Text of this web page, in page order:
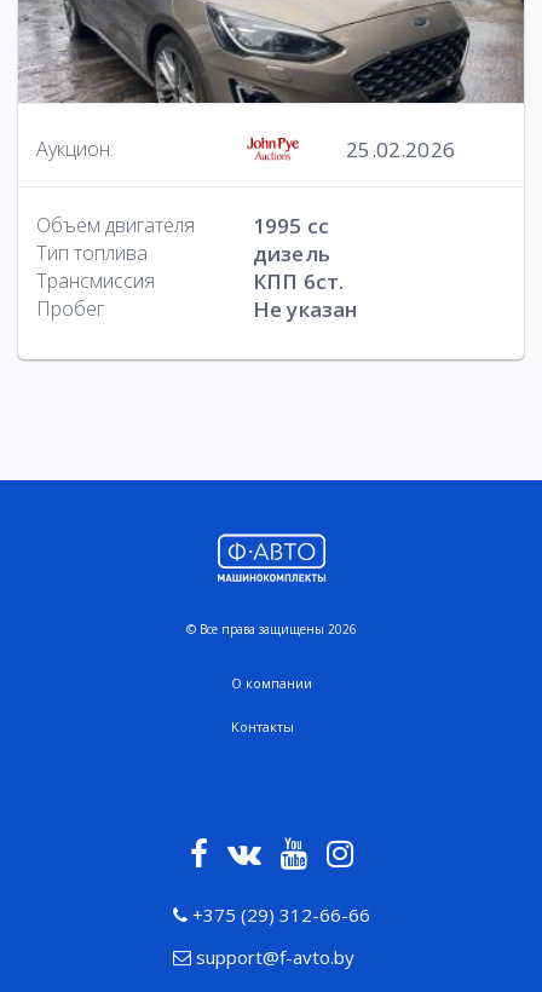
Аукцион: 25.02.2026
Объем двигателя 1995 cc
Тип топлива дизель
Трансмиссия КПП 6ст.
Пробег Не указан
© Все права защищены 2026
О компании
Контакты
+375 (29) 312-66-66
support@f-avto.by